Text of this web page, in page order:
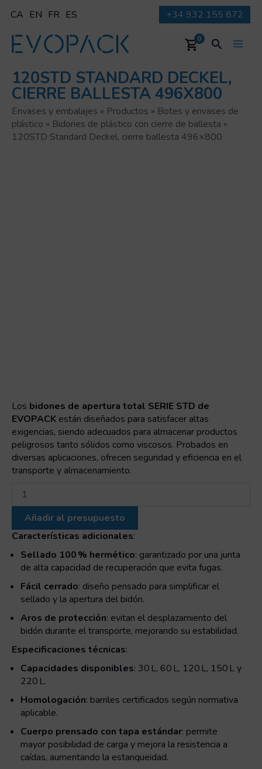
contenido
CA EN FR ES +34 932 155 872
0 Buscar
120STD STANDARD DECKEL,
CIERRE BALLESTA 496X800
Envases y embalajes » Productos » Botes y envases de
plástico » Bidones de plástico con cierre de ballesta »
120STD Standard Deckel, cierre ballesta 496×800
Los bidones de apertura total SERIE STD de
EVOPACK están diseñados para satisfacer altas
exigencias, siendo adecuados para almacenar productos
peligrosos tanto sólidos como viscosos. Probados en
diversas aplicaciones, ofrecen seguridad y eficiencia en el
transporte y almacenamiento.
Standard
cierre
ballesta
cantidad
Añadir al presupuesto
Características adicionales:
Sellado 100 % hermético: garantizado por una junta
de alta capacidad de recuperación que evita fugas.
Fácil cerrado: diseño pensado para simplificar el
sellado y la apertura del bidón.
Aros de protección: evitan el desplazamiento del
bidón durante el transporte, mejorando su estabilidad.
Especificaciones técnicas:
Capacidades disponibles: 30 L, 60 L, 120 L, 150 L y
220 L.
Homologación: barriles certificados según normativa
aplicable.
Cuerpo prensado con tapa estándar: permite
mayor posibilidad de carga y mejora la resistencia a
caídas, aumentando la estanqueidad.